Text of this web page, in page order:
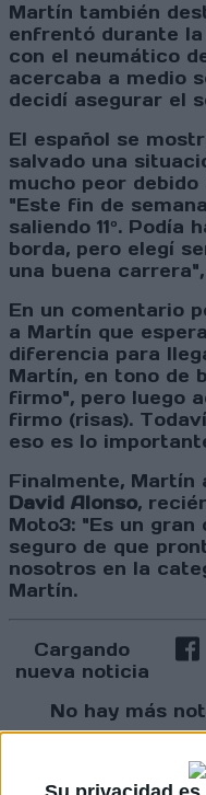
Martín también
enfrentó durante
con el neumático
acercaba a medio
decidí asegurar el
El español se
salvado una
mucho peor
"Este fin de
saliendo 11º.
borda, pero elegí
una buena
En un comentario
a Martín que
diferencia para
Martín, en tono de
firmo", pero luego
firmo (risas).
eso es lo
Finalmente,
David Alonso,
Moto3: "Es un gran
seguro de que
nosotros en la
Martín.
Cargando
nueva noticia
No hay más